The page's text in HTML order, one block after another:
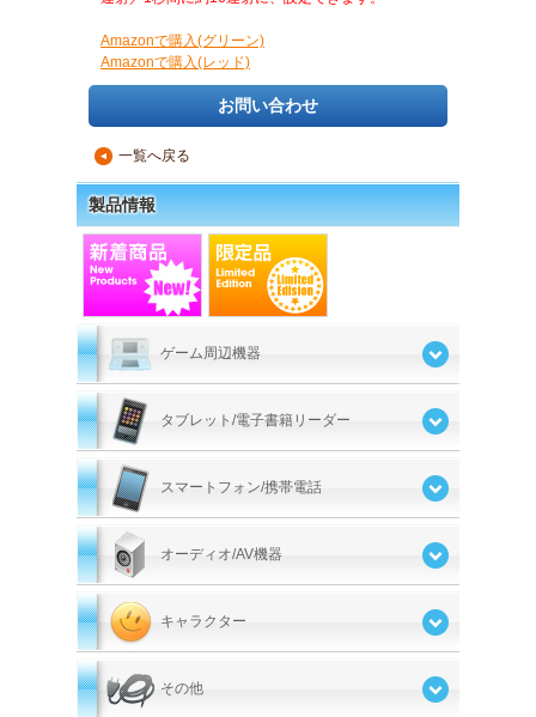
Amazonで購入(グリーン)
Amazonで購入(レッド)
お問い合わせ
▲ 一覧へ戻る
製品情報
ゲーム周辺機器
タブレット/電子書籍リーダー
スマートフォン/携帯電話
オーディオ/AV機器
キャラクター
その他